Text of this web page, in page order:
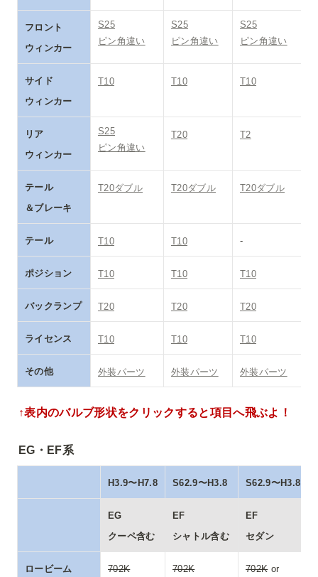
フロント
ウィンカー
S25
ピン角違い
S25
ピン角違い
S25
ピン角違い
サイド
ウィンカー
T10 T10 T10
リア
ウィンカー
S25
ピン角違い
T20 T2
テール
＆ブレーキ
T20ダブル T20ダブル T20ダブル
テール T10 T10 -
ポジション T10 T10 T10
バックランプ T20 T20 T20
ライセンス T10 T10 T10
その他 外装パーツ 外装パーツ 外装パーツ
↑表内のバルブ形状をクリックすると項目へ飛ぶよ！
EG・EF系
H3.9〜H7.8 S62.9〜H3.8 S62.9〜H3.8
EG
クーペ含む
シャトル含む
EF
セダン
ロービーム 702K 702K 702K or